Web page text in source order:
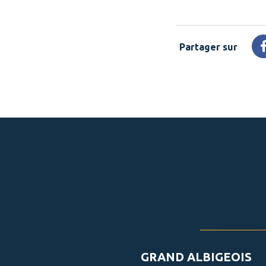
Partager sur
GRAND ALBIGEOIS